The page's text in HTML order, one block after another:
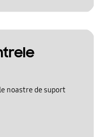
noastre de suport